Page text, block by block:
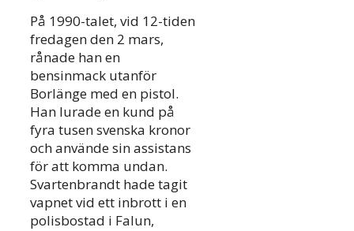
På 1990-talet, vid 12-tiden
fredagen den 2 mars,
rånade han en
bensinmack utanför
Borlänge med en pistol.
Han lurade en kund på
fyra tusen svenska kronor
och använde sin assistans
för att komma undan.
Svartenbrandt hade tagit
vapnet vid ett inbrott i en
polisbostad i Falun,